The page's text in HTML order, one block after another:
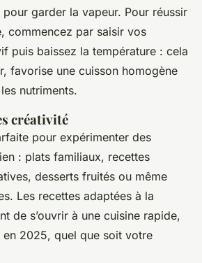
garder la vapeur. Pour réussir
commencez par saisir vos
puis baissez la température : cela
favorise une cuisson homogène
nutriments.
créativité
pour expérimenter des
: plats familiaux, recettes
desserts fruités ou même
Les recettes adaptées à la
de s’ouvrir à une cuisine rapide,
en 2025, quel que soit votre